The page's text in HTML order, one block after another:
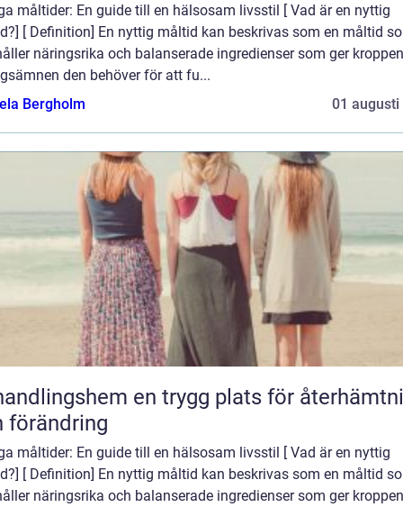
måltider: En guide till en hälsosam livsstil [ Vad är en nyttig
[ Definition] En nyttig måltid kan beskrivas som en måltid
näringsrika och balanserade ingredienser som ger
den behöver för att fu...
Bergholm
01 augusti
en trygg plats för återhämtning
förändring
måltider: En guide till en hälsosam livsstil [ Vad är en nyttig
[ Definition] En nyttig måltid kan beskrivas som en måltid
näringsrika och balanserade ingredienser som ger